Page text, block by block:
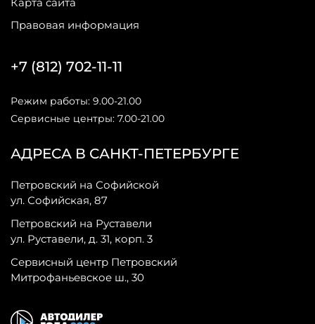
Правовая информация
АДРЕСА В САНКТ-ПЕТЕРБУРГЕ
Петровский на Софийской
ул. Софийская, 87
Петровский на Руставели
ул. Руставели, д. 31, корп. 3
Сервисный центр Петровский
Митрофаньевское ш., 30
+7 (812) 702-11-11
Режим работы: 9.00-21.00
Сервисные центры: 7.00-21.00